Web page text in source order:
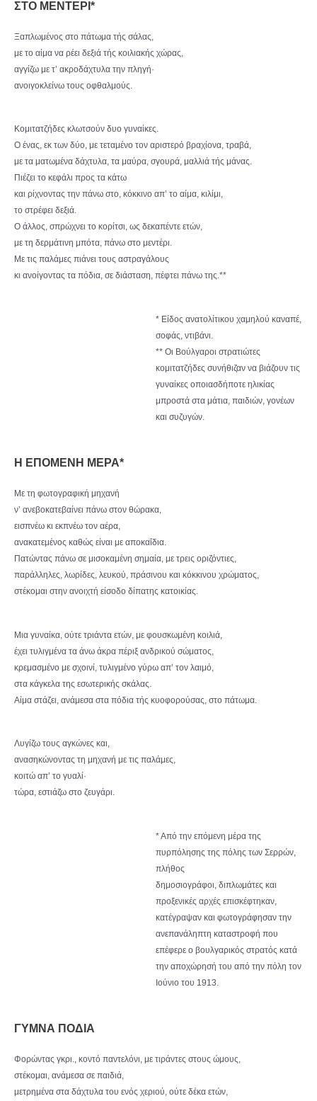
ΣΤΟ ΜΕΝΤΕΡΙ*
Ξαπλωμένος στο πάτωμα τής σάλας,
με το αίμα να ρέει δεξιά τής κοιλιακής χώρας,
αγγίζω με τ’ ακροδάχτυλα την πληγή·
ανοιγοκλείνω τους οφθαλμούς.
Κομιτατζήδες κλωτσούν δυο γυναίκες.
Ο ένας, εκ των δύο, με τεταμένο τον αριστερό βραχίονα, τραβά,
με τα ματωμένα δάχτυλα, τα μαύρα, σγουρά, μαλλιά τής μάνας.
Πιέζει το κεφάλι προς τα κάτω
και ρίχνοντας την πάνω στο, κόκκινο απ’ το αίμα, κιλίμι,
το στρέφει δεξιά.
Ο άλλος, σπρώχνει το κορίτσι, ως δεκαπέντε ετών,
με τη δερμάτινη μπότα, πάνω στο μεντέρι.
Με τις παλάμες πιάνει τους αστραγάλους
κι ανοίγοντας τα πόδια, σε διάσταση, πέφτει πάνω της.**
* Είδος ανατολίτικου χαμηλού καναπέ,
σοφάς, ντιβάνι.
** Οι Βούλγαροι στρατιώτες
κομιτατζήδες συνήθιζαν να βιάζουν τις
γυναίκες οποιασδήποτε ηλικίας
μπροστά στα μάτια, παιδιών, γονέων
και συζυγών.
Η ΕΠΟΜΕΝΗ ΜΕΡΑ*
Με τη φωτογραφική μηχανή
ν’ ανεβοκατεβαίνει πάνω στον θώρακα,
εισπνέω κι εκπνέω τον αέρα,
ανακατεμένος καθώς είναι με αποκαΐδια.
Πατώντας πάνω σε μισοκαμένη σημαία, με τρεις οριζόντιες,
παράλληλες, λωρίδες, λευκού, πράσινου και κόκκινου χρώματος,
στέκομαι στην ανοιχτή είσοδο δίπατης κατοικίας.
Μια γυναίκα, ούτε τριάντα ετών, με φουσκωμένη κοιλιά,
έχει τυλιγμένα τα άνω άκρα πέριξ ανδρικού σώματος,
κρεμασμένο με σχοινί, τυλιγμένο γύρω απ’ τον λαιμό,
στα κάγκελα της εσωτερικής σκάλας.
Αίμα στάζει, ανάμεσα στα πόδια τής κυοφορούσας, στο πάτωμα.
Λυγίζω τους αγκώνες και,
ανασηκώνοντας τη μηχανή με τις παλάμες,
κοιτώ απ’ το γυαλί·
τώρα, εστιάζω στο ζευγάρι.
* Από την επόμενη μέρα της
πυρπόλησης της πόλης των Σερρών,
πλήθος
δημοσιογράφοι, διπλωμάτες και
προξενικές αρχές επισκέφτηκαν,
κατέγραψαν και φωτογράφησαν την
ανεπανάληπτη καταστροφή που
επέφερε ο βουλγαρικός στρατός κατά
την αποχώρησή του από την πόλη τον
Ιούνιο του 1913.
ΓΥΜΝΑ ΠΟΔΙΑ
Φορώντας γκρι., κοντό παντελόνι, με τιράντες στους ώμους,
στέκομαι, ανάμεσα σε παιδιά,
μετρημένα στα δάχτυλα του ενός χεριού, ούτε δέκα ετών,